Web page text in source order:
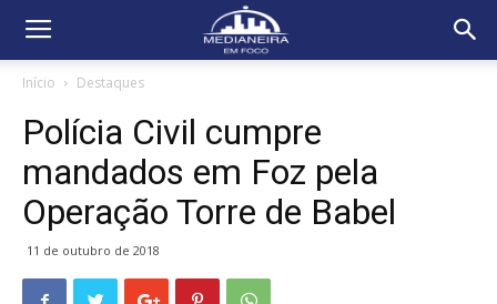
Início Destaques
Polícia Civil cumpre
mandados em Foz pela
Operação Torre de Babel
11 de outubro de 2018